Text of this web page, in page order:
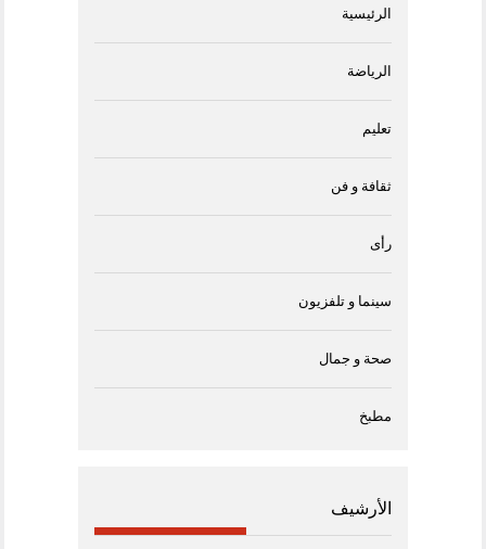
الرئيسية
الرياضة
تعليم
ثقافة و فن
رأى
سينما و تلفزيون
صحة و جمال
مطبخ
الأرشيف